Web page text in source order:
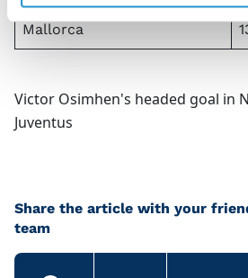
Mallorca
Victor Osimhen's headed goal in
Juventus
Share the article with your
team